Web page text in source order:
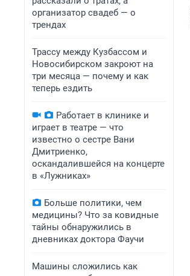
организатор свадеб — о
трендах
Трассу между Кузбассом и
Новосибирском закроют на
три месяца — почему и как
теперь ездить
Работает в клинике и
играет в театре — что
известно о сестре Вани
Дмитриенко,
оскандалившейся на концерте
в «Лужниках»
Больше политики, чем
медицины? Что за ковидные
тайны обнаружились в
дневниках доктора Фаучи
Машины сложились как